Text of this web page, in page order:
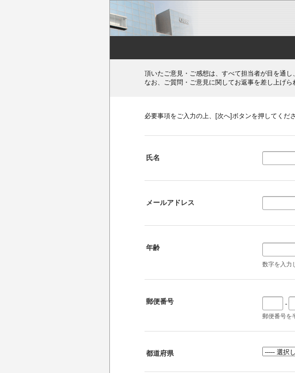
頂いたご意見・ご感想は、すべて担当者が目を通
なお、ご質問・ご意見に関してお返事を差し上げら
必要事項をご入力の上、[次へ]ボタンを押してくださ
氏名
メールアドレス
年齢
数字を入力
郵便番号 -
郵便番号を
都道府県